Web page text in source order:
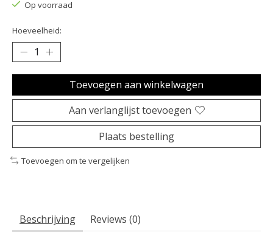
Op voorraad
Hoeveelheid:
Toevoegen aan winkelwagen
Aan verlanglijst toevoegen
Plaats bestelling
Toevoegen om te vergelijken
Beschrijving Reviews (0)